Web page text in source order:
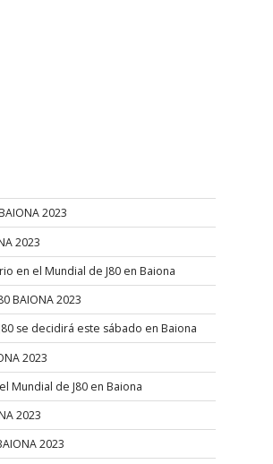
2023
2023
en el Mundial de J80 en Baiona
BAIONA 2023
se decidirá este sábado en Baiona
2023
Mundial de J80 en Baiona
2023
2023